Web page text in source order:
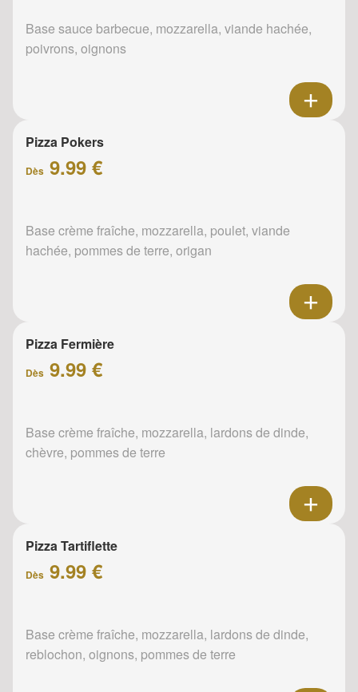
Base sauce barbecue, mozzarella, viande hachée,
poivrons, oignons
Pizza Pokers
Dès 9.99 €
Base crème fraîche, mozzarella, poulet, viande
hachée, pommes de terre, origan
Pizza Fermière
Dès 9.99 €
Base crème fraîche, mozzarella, lardons de dinde,
chèvre, pommes de terre
Pizza Tartiflette
Dès 9.99 €
Base crème fraîche, mozzarella, lardons de dinde,
reblochon, oignons, pommes de terre